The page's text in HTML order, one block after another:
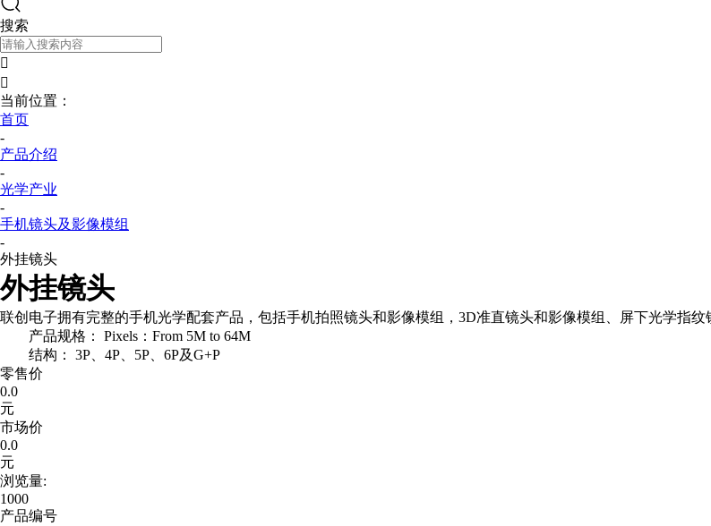
搜索


当前位置：
首页
-
产品介绍
-
光学产业
-
手机镜头及影像模组
-
外挂镜头
外挂镜头
联创电子拥有完整的手机光学配套产品，包括手机拍照镜头和影像模组，3D准直镜头和影像模组、屏下光学指纹
产品规格： Pixels：From 5M to 64M
结构： 3P、4P、5P、6P及G+P
零售价
0.0
元
市场价
0.0
元
浏览量:
1000
产品编号